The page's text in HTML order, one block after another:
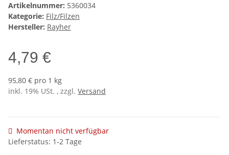
Artikelnummer: 5360034
Kategorie: Filz/Filzen
Hersteller: Rayher
4,79 €
95,80 € pro 1 kg
inkl. 19% USt. , zzgl. Versand
Momentan nicht verfügbar
Lieferstatus: 1-2 Tage